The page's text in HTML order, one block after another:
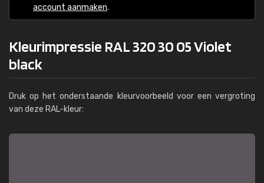
account aanmaken.
Kleurimpressie RAL 320 30 05 Violet
black
Druk op het onderstaande kleurvoorbeeld voor een vergroting
van deze RAL-kleur: